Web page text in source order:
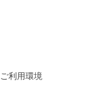
ご利用環境